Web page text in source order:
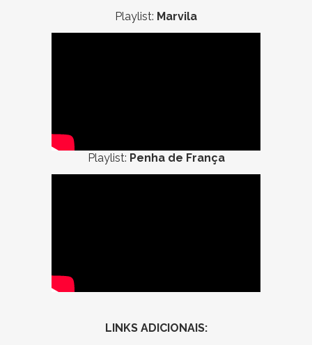
Playlist: Marvila
Playlist: Penha de França
LINKS ADICIONAIS: